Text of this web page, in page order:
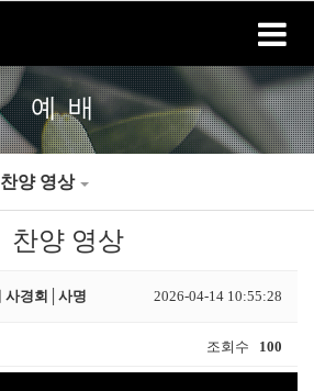
홈 로그인 회원가입
예배
찬양 영상
찬양 영상
사경회│사명 2026-04-14 10:55:28
조회수 100